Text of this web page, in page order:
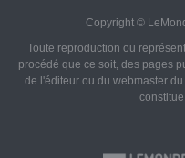
Copyright ©
Toute reproduction ou
procédé que ce soit, des pages
de l'éditeur ou du webmaster